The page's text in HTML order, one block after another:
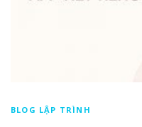
BLOG LẬP TRÌNH